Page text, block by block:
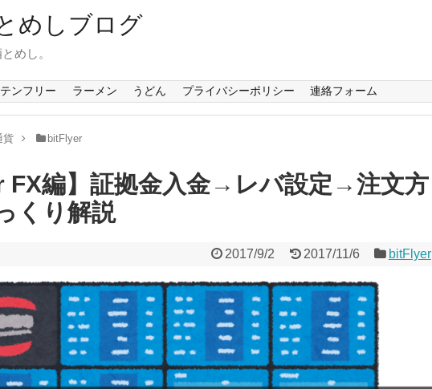
めしブログ
めし。
ンフリー ラーメン うどん プライバシーポリシー 連絡フォーム
貨 bitFlyer
FX編】証拠金入金→レバ設定→注文方
くり解説
2017/9/2 2017/11/6 bitFlyer